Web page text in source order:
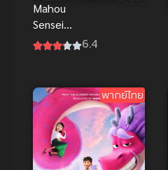
Mahou
Sensei
Negima!
6.4
พากย์ไทย